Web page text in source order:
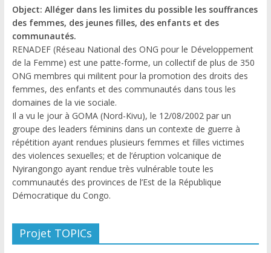
Object: Alléger dans les limites du possible les souffrances
des femmes, des jeunes filles, des enfants et des
communautés.
RENADEF (Réseau National des ONG pour le Développement
de la Femme) est une patte-forme, un collectif de plus de 350
ONG membres qui militent pour la promotion des droits des
femmes, des enfants et des communautés dans tous les
domaines de la vie sociale.
Il a vu le jour à GOMA (Nord-Kivu), le 12/08/2002 par un
groupe des leaders féminins dans un contexte de guerre à
répétition ayant rendues plusieurs femmes et filles victimes
des violences sexuelles; et de l’éruption volcanique de
Nyirangongo ayant rendue très vulnérable toute les
communautés des provinces de l’Est de la République
Démocratique du Congo.
Projet TOPICs